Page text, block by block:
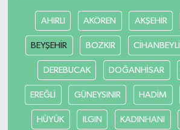
AHIRLI AKÖREN AKŞEHİR
BEYŞEHİR BOZKIR CİHANBEYLİ
DEREBUCAK DOĞANHİSAR
EREĞLİ GÜNEYSINIR HADİM
HÜYÜK ILGIN KADINHANI
Teknoloji
Vasıta
Vefat Haberleri
Yaşam